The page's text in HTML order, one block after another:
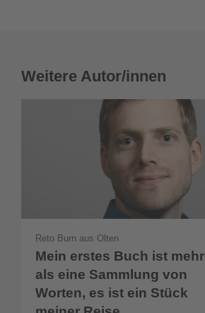
Weitere Autor/innen
Reto Burn aus Olten
Mein erstes Buch ist mehr
als eine Sammlung von
Worten, es ist ein Stück